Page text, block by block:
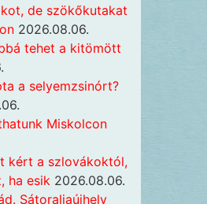
de szökőkutakat
2026.08.06.
tehet a kitömött
a selyemzsinórt?
Miskolcon
kért a szlovákoktól,
ha esik 2026.08.06.
Sátoraljaújhely